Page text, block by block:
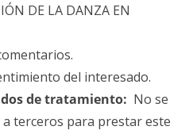
DE LA DANZA EN
del interesado.
de tratamiento: No se
terceros para prestar este